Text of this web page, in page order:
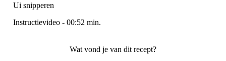
Ui snipperen
Instructievideo - 00:52 min.
Wat vond je van dit recept?